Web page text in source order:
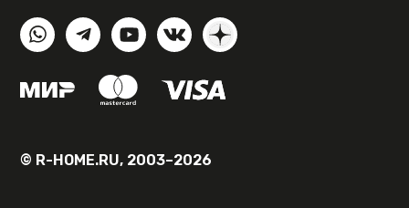
© R-HOME.RU, 2003–2026